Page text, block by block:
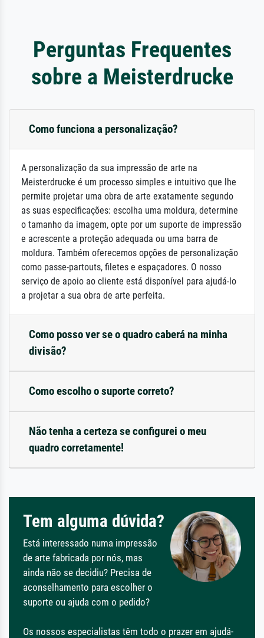
Perguntas Frequentes
sobre a Meisterdrucke
Como funciona a personalização?
A personalização da sua impressão de arte na
Meisterdrucke é um processo simples e intuitivo que lhe
permite projetar uma obra de arte exatamente segundo
as suas especificações: escolha uma moldura, determine
o tamanho da imagem, opte por um suporte de impressão
e acrescente a proteção adequada ou uma barra de
moldura. Também oferecemos opções de personalização
como passe-partouts, filetes e espaçadores. O nosso
serviço de apoio ao cliente está disponível para ajudá-lo
a projetar a sua obra de arte perfeita.
Como posso ver se o quadro caberá na minha
divisão?
Como escolho o suporte correto?
Não tenha a certeza se configurei o meu
quadro corretamente!
Tem alguma dúvida?
Está interessado numa impressão
de arte fabricada por nós, mas
ainda não se decidiu? Precisa de
aconselhamento para escolher o
suporte ou ajuda com o pedido?
Os nossos especialistas têm todo o prazer em ajudá-